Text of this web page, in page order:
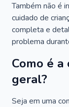
Também não é
cuidado de
completa e
problema
Como é
geral?
Seja em uma